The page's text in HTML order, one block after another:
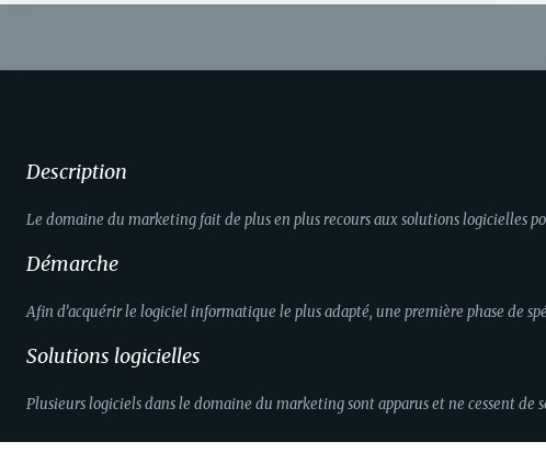
Description
Le domaine du marketing fait de plus en plus recours aux solutions logicielles
Démarche
Afin d’acquérir le logiciel informatique le plus adapté, une première phase de
Solutions logicielles
Plusieurs logiciels dans le domaine du marketing sont apparus et ne cessent